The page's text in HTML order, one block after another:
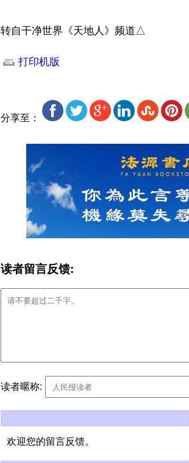
转自干净世界《天地人》频道△
打印机版
分享至：
读者留言反馈:
读者暱称:
欢迎您的留言反馈。